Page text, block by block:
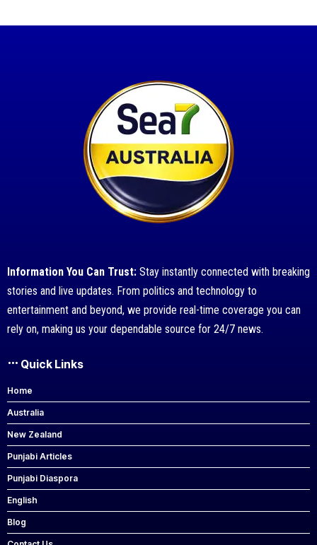
Information You Can Trust: Stay instantly connected with breaking
stories and live updates. From politics and technology to
entertainment and beyond, we provide real-time coverage you can
rely on, making us your dependable source for 24/7 news.
Quick Links
Home
Australia
New Zealand
Punjabi Articles
Punjabi Diaspora
English
Blog